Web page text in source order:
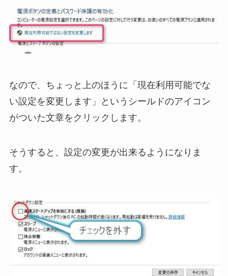
なので、ちょっと上のほうに「現在利用可能でな
い設定を変更します」というシールドのアイコン
がついた文章をクリックします。
そうすると、設定の変更が出来るようになりま
す。